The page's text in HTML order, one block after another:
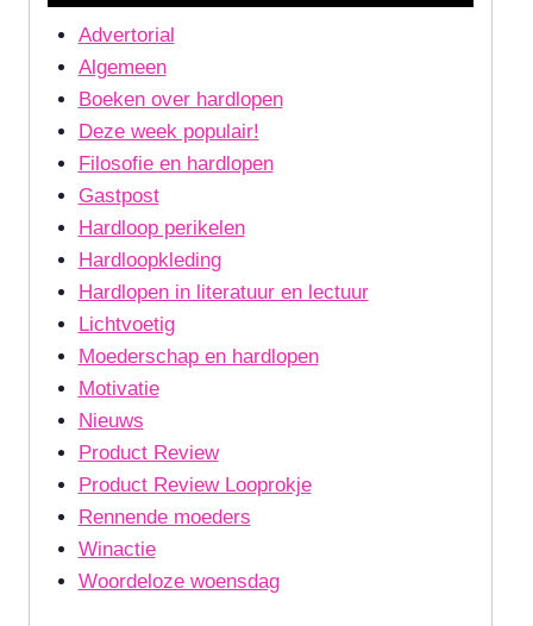
Advertorial
Algemeen
Boeken over hardlopen
Deze week populair!
Filosofie en hardlopen
Gastpost
Hardloop perikelen
Hardloopkleding
Hardlopen in literatuur en lectuur
Lichtvoetig
Moederschap en hardlopen
Motivatie
Nieuws
Product Review
Product Review Looprokje
Rennende moeders
Winactie
Woordeloze woensdag